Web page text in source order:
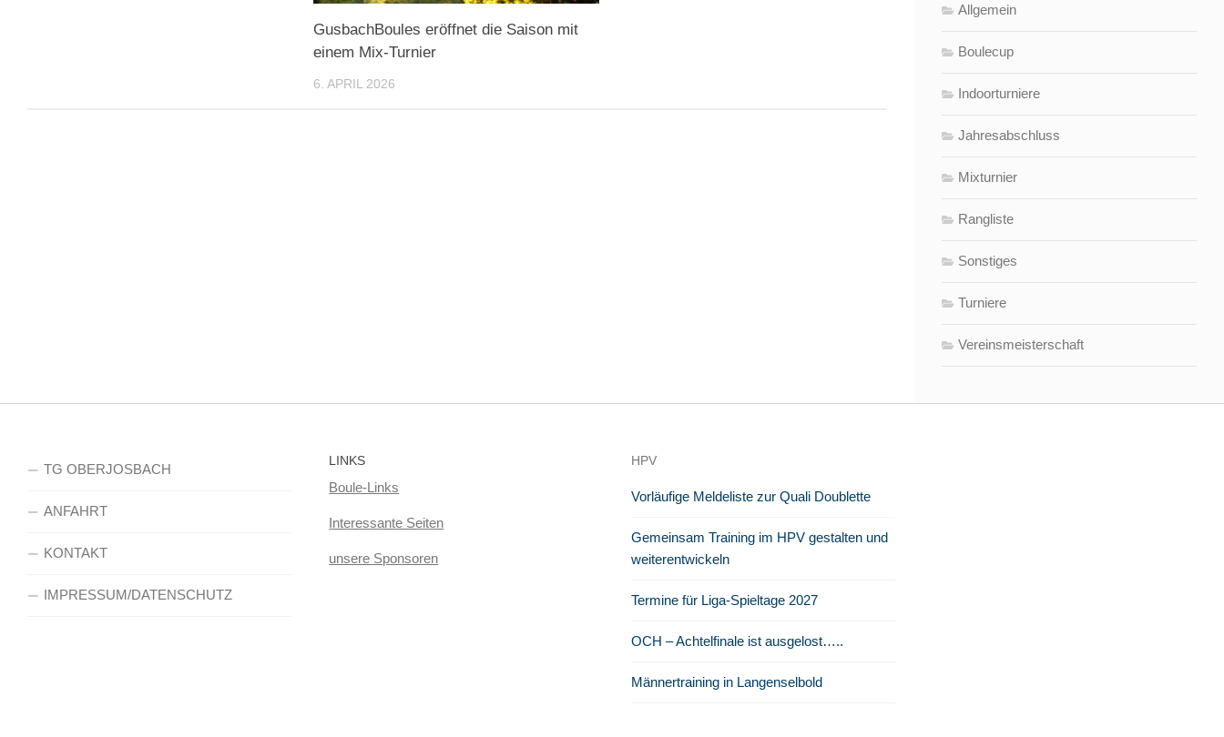
GusbachBoules eröffnet die Saison mit
einem Mix-Turnier
6. APRIL 2026
Allgemein
Boulecup
Indoorturniere
Jahresabschluss
Mixturnier
Rangliste
Sonstiges
Turniere
Vereinsmeisterschaft
TG OBERJOSBACH
ANFAHRT
KONTAKT
IMPRESSUM/DATENSCHUTZ
LINKS
Boule-Links
Interessante Seiten
unsere Sponsoren
HPV
Vorläufige Meldeliste zur Quali Doublette
Gemeinsam Training im HPV gestalten und
weiterentwickeln
Termine für Liga-Spieltage 2027
OCH – Achtelfinale ist ausgelost…..
Männertraining in Langenselbold